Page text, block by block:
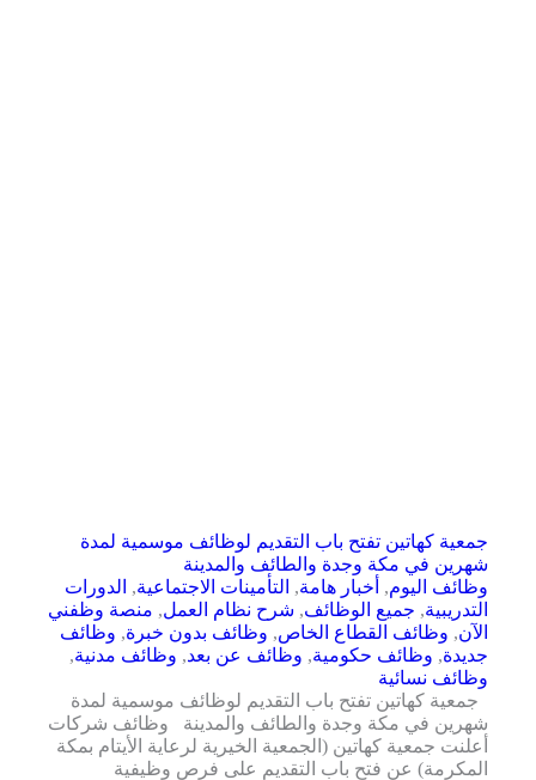
جمعية كهاتين تفتح باب التقديم لوظائف موسمية لمدة
شهرين في مكة وجدة والطائف والمدينة
وظائف اليوم, أخبار هامة, التأمينات الاجتماعية, الدورات
التدريبية, جميع الوظائف, شرح نظام العمل, منصة وظفني
الآن, وظائف القطاع الخاص, وظائف بدون خبرة, وظائف
جديدة, وظائف حكومية, وظائف عن بعد, وظائف مدنية,
وظائف نسائية
جمعية كهاتين تفتح باب التقديم لوظائف موسمية لمدة
شهرين في مكة وجدة والطائف والمدينة وظائف شركات
أعلنت جمعية كهاتين (الجمعية الخيرية لرعاية الأيتام بمكة
المكرمة) عن فتح باب التقديم على فرص وظيفية